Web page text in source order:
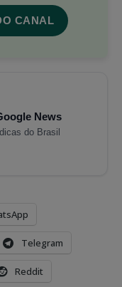
CANAL
News
do Brasil
Telegram
Reddit